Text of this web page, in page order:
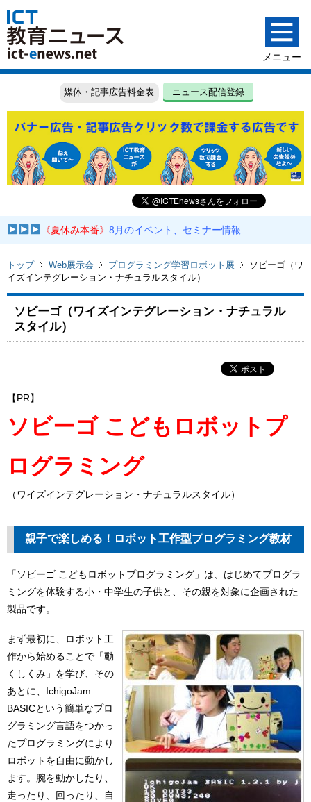
媒体・記事広告料金表 ニュース配信登録
《夏休み本番》8月のイベント、セミナー情報
トップ Web展示会 プログラミング学習ロボット展
ソビーゴ（ワ
イズインテグレーション・ナチュラルスタイル）
ソビーゴ（ワイズインテグレーション・ナチュラル
スタイル）
【PR】
ソビーゴ こどもロボットプ
ログラミング
（ワイズインテグレーション・ナチュラルスタイル）
親子で楽しめる！ロボット工作型プログラミング教材
「ソビーゴ こどもロボットプログラミング」は、はじめてプログラ
ミングを体験する小・中学生の子供と、その親を対象に企画された
製品です。
まず最初に、ロボット工
作から始めることで「動
くしくみ」を学び、その
あとに、IchigoJam
BASICという簡単なプロ
グラミング言語をつかっ
たプログラミングにより
ロボットを自由に動かし
ます。腕を動かしたり、
走ったり、回ったり、自